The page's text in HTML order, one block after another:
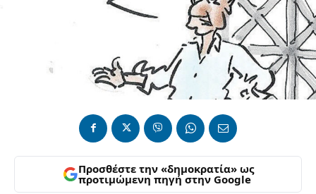
Προσθέστε την «δημοκρατία» ως
προτιμώμενη πηγή στην Google